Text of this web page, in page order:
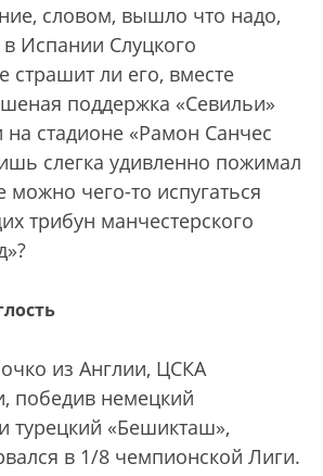
словом, вышло что надо,
в Испании Слуцкого
страшит ли его, вместе
поддержка «Севильи»
стадионе «Рамон Санчес
слегка удивленно пожимал
можно чего-то испугаться
трибун манчестерского
из Англии, ЦСКА
победив немецкий
турецкий «Бешикташ»,
в 1/8 чемпионской Лиги.